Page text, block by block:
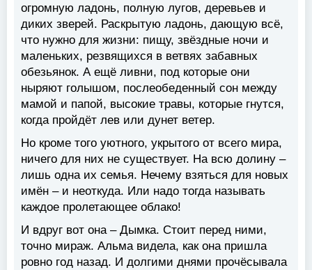
огромную ладонь, полную лугов, деревьев и
диких зверей. Раскрытую ладонь, дающую всё,
что нужно для жизни: пищу, звёздные ночи и
маленьких, резвящихся в ветвях забавных
обезьянок. А ещё ливни, под которые они
ныряют голышом, послеобеденный сон между
мамой и папой, высокие травы, которые гнутся,
когда пройдёт лев или дунет ветер.
Но кроме того уютного, укрытого от всего мира,
ничего для них не существует. На всю долину –
лишь одна их семья. Нечему взяться для новых
имён – и неоткуда. Или надо тогда называть
каждое пролетающее облако!
И вдруг вот она – Дымка. Стоит перед ними,
точно мираж. Альма видела, как она пришла
ровно год назад. И долгими днями прочёсывала